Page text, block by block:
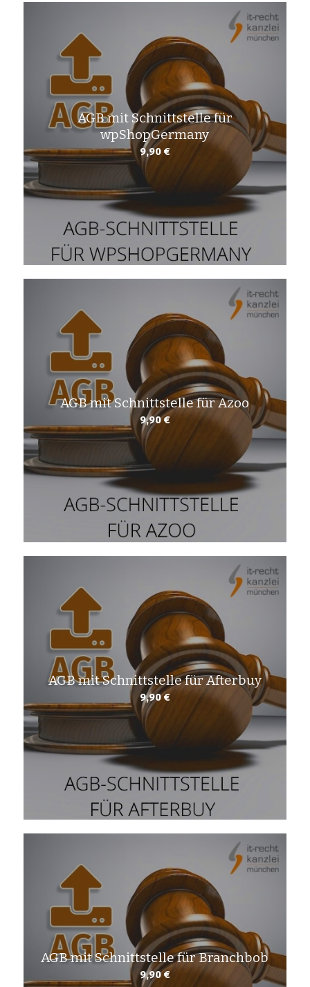
AGB mit Schnittstelle für
wpShopGermany
9,90€
AGB mit Schnittstelle für Azoo
9,90€
AGB mit Schnittstelle für Afterbuy
9,90€
AGB mit Schnittstelle für Branchbob
9,90€